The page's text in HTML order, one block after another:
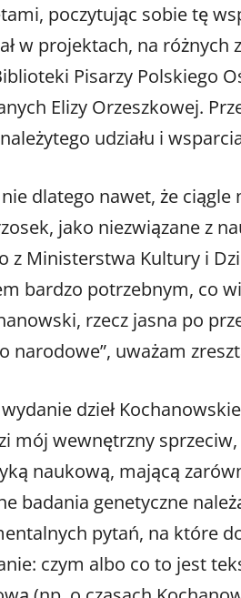
poczytując sobie tę
w projektach, na
Pisarzy Polskiego
Elizy Orzeszkowej.
udziału i
dlatego nawet, że
jako niezwiązane z
z Ministerstwa Kultury i
bardzo potrzebnym, co
rzecz jasna po
narodowe”, uważam
dzieł
mój wewnętrzny
naukową, mającą
badania genetyczne
pytań, na które
czym albo co to jest